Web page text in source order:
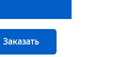
Заказать